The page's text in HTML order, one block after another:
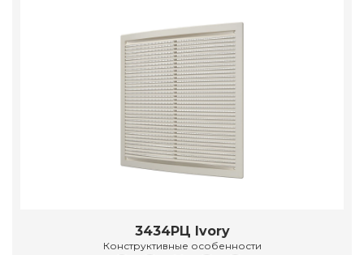
3434РЦ Ivory
Конструктивные особенности